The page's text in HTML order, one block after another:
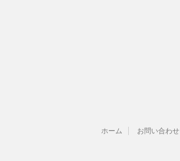
ホーム お問い合わせ